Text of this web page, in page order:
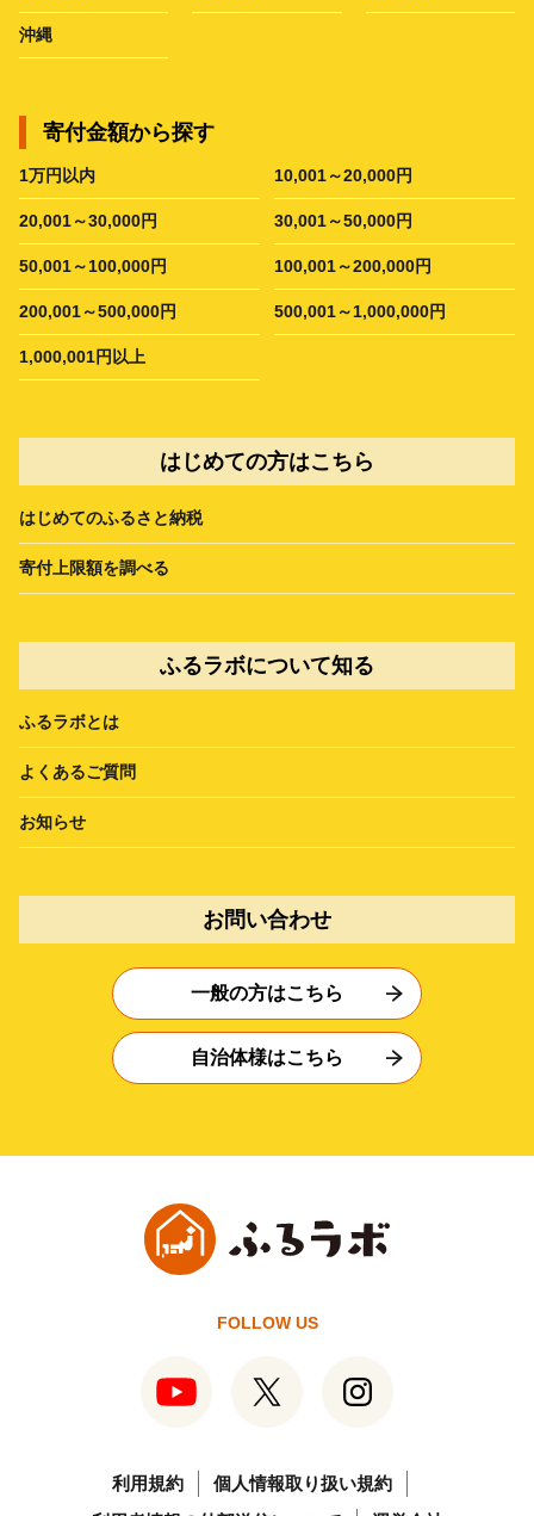
沖縄
寄付金額から探す
1万円以内 10,001～20,000円
20,001～30,000円 30,001～50,000円
50,001～100,000円 100,001～200,000円
200,001～500,000円 500,001～1,000,000円
1,000,001円以上
はじめての方はこちら
はじめてのふるさと納税
寄付上限額を調べる
ふるラボについて知る
ふるラボとは
よくあるご質問
お知らせ
お問い合わせ
一般の方はこちら
自治体様はこちら
FOLLOW US
利用規約
個人情報取り扱い規約